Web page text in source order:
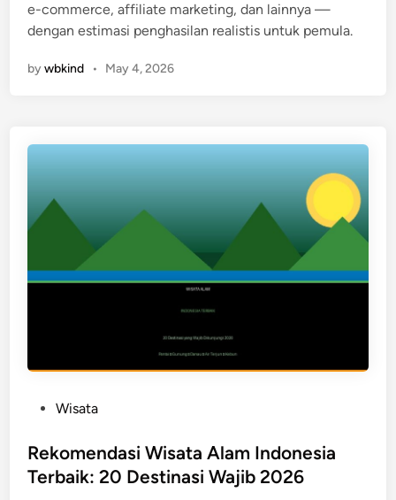
n
e-commerce, affiliate marketing, dan lainnya —
dengan estimasi penghasilan realistis untuk pemula.
bywbkind • May 4, 2026
s
t
Wisata
Rekomendasi Wisata Alam Indonesia
Terbaik: 20 Destinasi Wajib 2026